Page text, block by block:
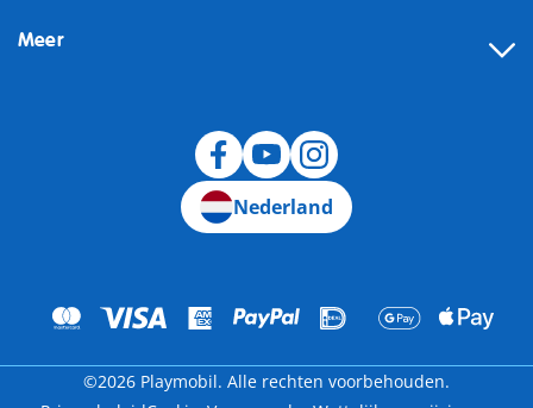
Meer
Nederland
©2026 Playmobil. Alle rechten voorbehouden.